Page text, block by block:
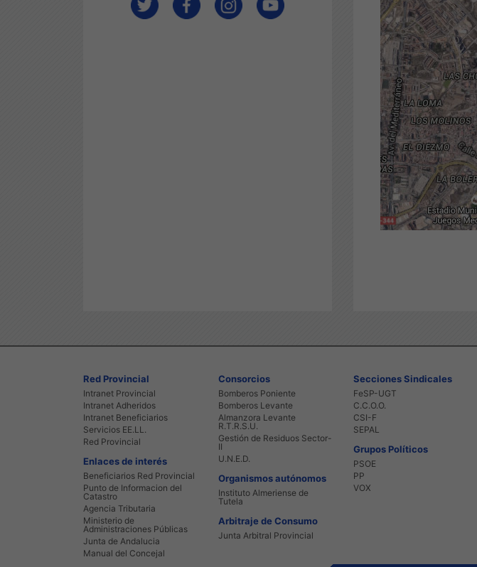
Red Provincial
Intranet Provincial
Intranet Adheridos
Intranet Beneficiarios
Servicios EE.LL.
Red Provincial
Enlaces de interés
Beneficiarios Red Provincial
Punto de Informacion del
Catastro
Agencia Tributaria
Ministerio de
Administraciones Públicas
Junta de Andalucia
Manual del Concejal
Consorcios
Bomberos Poniente
Bomberos Levante
Almanzora Levante
R.T.R.S.U.
Gestión de Residuos Sector-
II
U.N.E.D.
Organismos autónomos
Instituto Almeriense de
Tutela
Arbitraje de Consumo
Junta Arbitral Provincial
Secciones Sindicales
FeSP-UGT
C.C.O.O.
CSI-F
SEPAL
Grupos Políticos
PSOE
PP
VOX